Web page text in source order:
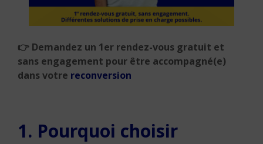
👉 Demandez un 1er rendez-vous gratuit et
sans engagement pour être accompagné(e)
dans votre reconversion
1. Pourquoi choisir